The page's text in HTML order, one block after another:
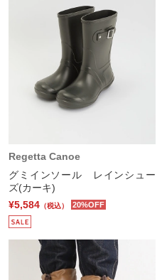
Regetta Canoe
グミインソール レインシュー
ズ(カーキ)
¥5,584 （税込） 20%OFF